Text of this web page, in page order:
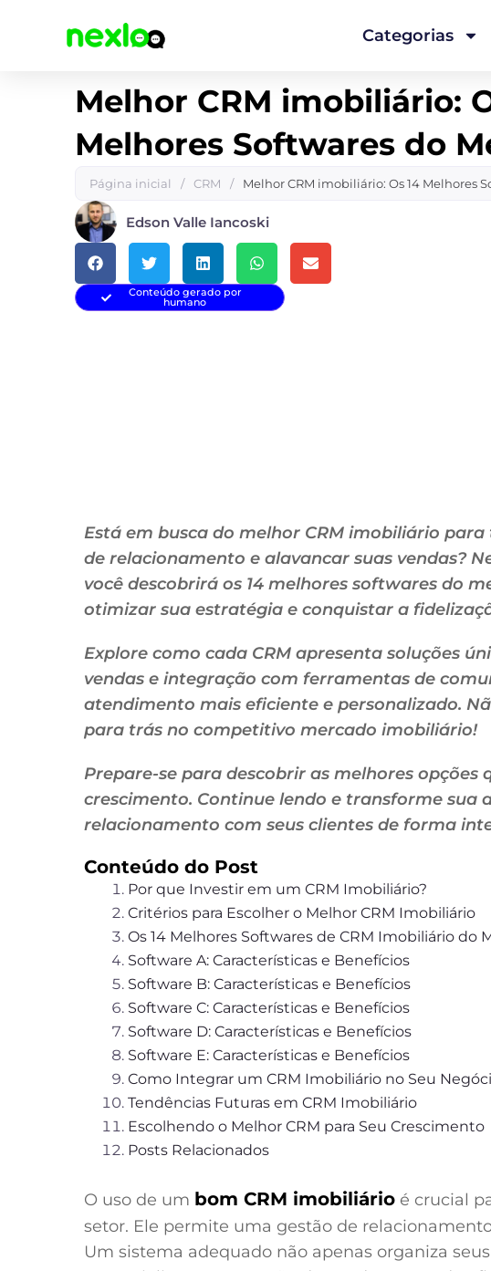
Categorias
Melhor CRM imobiliário:
Melhores Softwares do
Página inicial / CRM / Melhor CRM imobiliário: Os 14 Melhores
Edson Valle Iancoski
Conteúdo gerado por
humano
Está em busca do melhor CRM imobiliário
de relacionamento e alavancar suas vendas?
você descobrirá os 14 melhores softwares do
otimizar sua estratégia e conquistar a
Explore como cada CRM apresenta soluções
vendas e integração com ferramentas de
atendimento mais eficiente e personalizado.
para trás no competitivo mercado imobiliário!
Prepare-se para descobrir as melhores opções
crescimento. Continue lendo e transforme sua
relacionamento com seus clientes de forma
Conteúdo do Post
Por que Investir em um CRM Imobiliário?
Critérios para Escolher o Melhor CRM Imobiliário
Os 14 Melhores Softwares de CRM Imobiliário do
Software A: Características e Benefícios
Software B: Características e Benefícios
Software C: Características e Benefícios
Software D: Características e Benefícios
Software E: Características e Benefícios
Como Integrar um CRM Imobiliário no Seu
Tendências Futuras em CRM Imobiliário
Escolhendo o Melhor CRM para Seu Crescimento
Posts Relacionados
O uso de um bom CRM imobiliário é crucial
setor. Ele permite uma gestão de
Um sistema adequado não apenas organiza